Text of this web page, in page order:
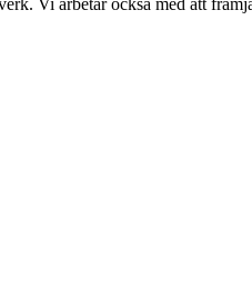
Vi arbetar också med att